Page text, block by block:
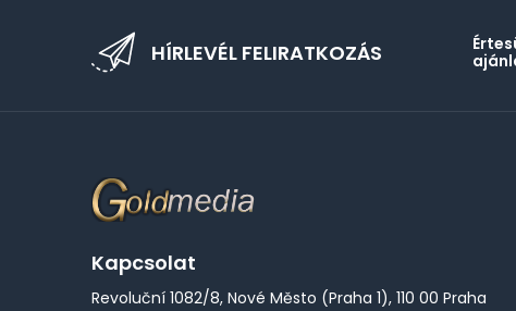
HÍRLEVÉL FELIRATKOZÁS
Kapcsolat
Revoluční 1082/8, Nové Město (Praha 1), 110 00 Praha